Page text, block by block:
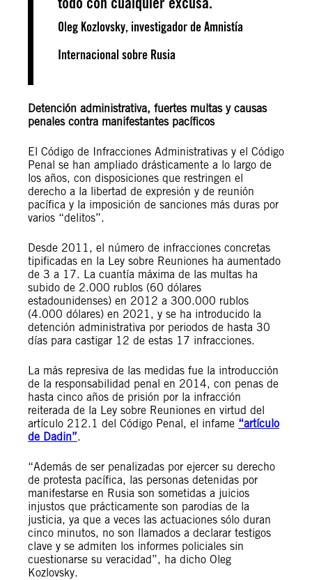
Oleg Kozlovsky, investigador de Amnistía
Internacional sobre Rusia
Detención administrativa, fuertes multas y causas
penales contra manifestantes pacíficos
El Código de Infracciones Administrativas y el Código
Penal se han ampliado drásticamente a lo largo de
los años, con disposiciones que restringen el
derecho a la libertad de expresión y de reunión
pacífica y la imposición de sanciones más duras por
varios “delitos”.
Desde 2011, el número de infracciones concretas
tipificadas en la Ley sobre Reuniones ha aumentado
de 3 a 17. La cuantía máxima de las multas ha
subido de 2.000 rublos (60 dólares
estadounidenses) en 2012 a 300.000 rublos
(4.000 dólares) en 2021, y se ha introducido la
detención administrativa por periodos de hasta 30
días para castigar 12 de estas 17 infracciones.
La más represiva de las medidas fue la introducción
de la responsabilidad penal en 2014, con penas de
hasta cinco años de prisión por la infracción
reiterada de la Ley sobre Reuniones en virtud del
artículo 212.1 del Código Penal, el infame “artículo
de Dadin”.
“Además de ser penalizadas por ejercer su derecho
de protesta pacífica, las personas detenidas por
manifestarse en Rusia son sometidas a juicios
injustos que prácticamente son parodias de la
justicia, ya que a veces las actuaciones sólo duran
cinco minutos, no son llamados a declarar testigos
clave y se admiten los informes policiales sin
cuestionarse su veracidad”, ha dicho Oleg
Kozlovsky.